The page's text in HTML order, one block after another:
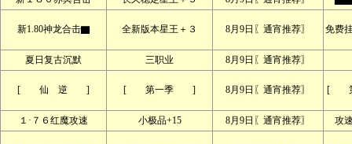
新1.80神龙合击▇ 全新版本星王＋３ 8月9日〖通宵推荐〗 免费
夏日复古沉默 三职业 8月9日〖通宵推荐〗
[ 仙 逆 ] [ 第一季 ] 8月9日〖通宵推荐〗 [
１·７６红魔攻速 小极品+15 8月9日〖通宵推荐〗 攻